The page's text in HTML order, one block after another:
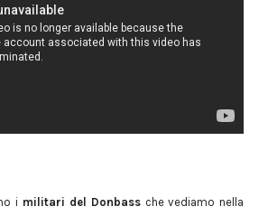
i militari del Donbass che vediamo nella